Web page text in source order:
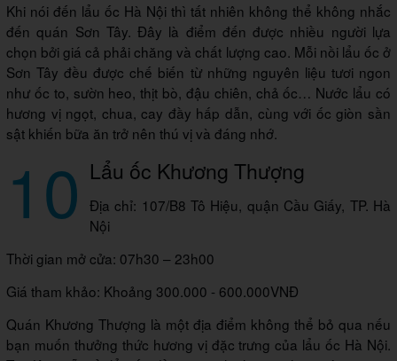
Khi nói đến lẩu ốc Hà Nội thì tất nhiên không thể không nhắc
đến quán Sơn Tây. Đây là điểm đến được nhiều người lựa
chọn bởi giá cả phải chăng và chất lượng cao. Mỗi nồi lẩu ốc ở
Sơn Tây đều được chế biến từ những nguyên liệu tươi ngon
như ốc to, sườn heo, thịt bò, đậu chiên, chả ốc… Nước lẩu có
hương vị ngọt, chua, cay đầy hấp dẫn, cùng với ốc giòn sần
sật khiến bữa ăn trở nên thú vị và đáng nhớ.
10 Lẩu ốc Khương Thượng
Địa chỉ: 107/B8 Tô Hiệu, quận Cầu Giấy, TP. Hà
Nội
Thời gian mở cửa: 07h30 – 23h00
Giá tham khảo: Khoảng 300.000 - 600.000VNĐ
Quán Khương Thượng là một địa điểm không thể bỏ qua nếu
bạn muốn thưởng thức hương vị đặc trưng của lẩu ốc Hà Nội.